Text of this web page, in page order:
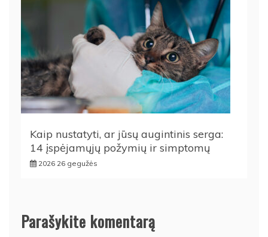
Kaip nustatyti, ar jūsų augintinis serga:
14 įspėjamųjų požymių ir simptomų
2026 26 gegužės
Parašykite komentarą